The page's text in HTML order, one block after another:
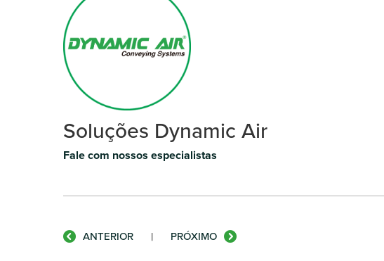
Soluções Dynamic Air
Fale com nossos especialistas
ANTERIOR | PRÓXIMO